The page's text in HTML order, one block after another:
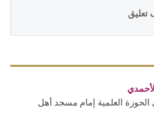
تعليق
العلمية إمام مسجد أهل